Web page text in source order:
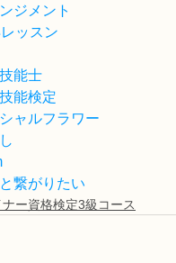
ジメント
ッスン
能士
能検定
ャルフラワー
繋がりたい
ー資格検定3級コース